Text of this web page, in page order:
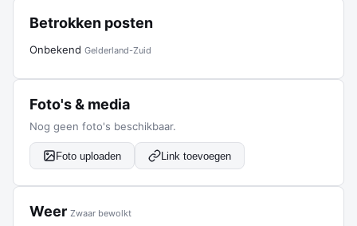
Betrokken posten
Onbekend Gelderland-Zuid
Foto's & media
Nog geen foto's beschikbaar.
Foto uploaden Link toevoegen
Weer Zwaar bewolkt